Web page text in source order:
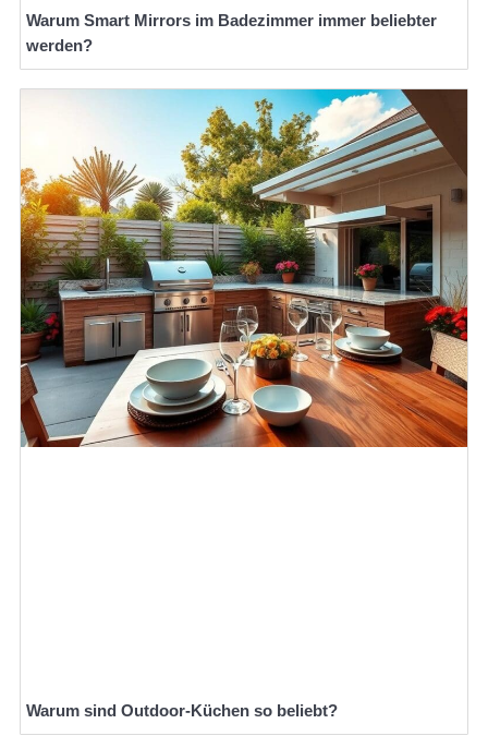
Warum Smart Mirrors im Badezimmer immer beliebter
werden?
Warum sind Outdoor-Küchen so beliebt?